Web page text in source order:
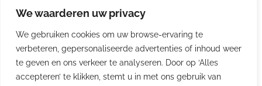
We waarderen uw privacy
We gebruiken cookies om uw browse-ervaring te
verbeteren, gepersonaliseerde advertenties of inhoud weer
te geven en ons verkeer te analyseren. Door op ‘Alles
accepteren’ te klikken, stemt u in met ons gebruik van
Beleidsverklaring
Privacybeleid
Disclaimer
Leveringsvoorwaarden